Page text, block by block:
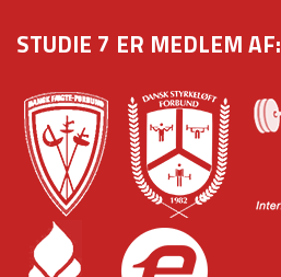
STUDIE 7 ER MEDLEM AF: